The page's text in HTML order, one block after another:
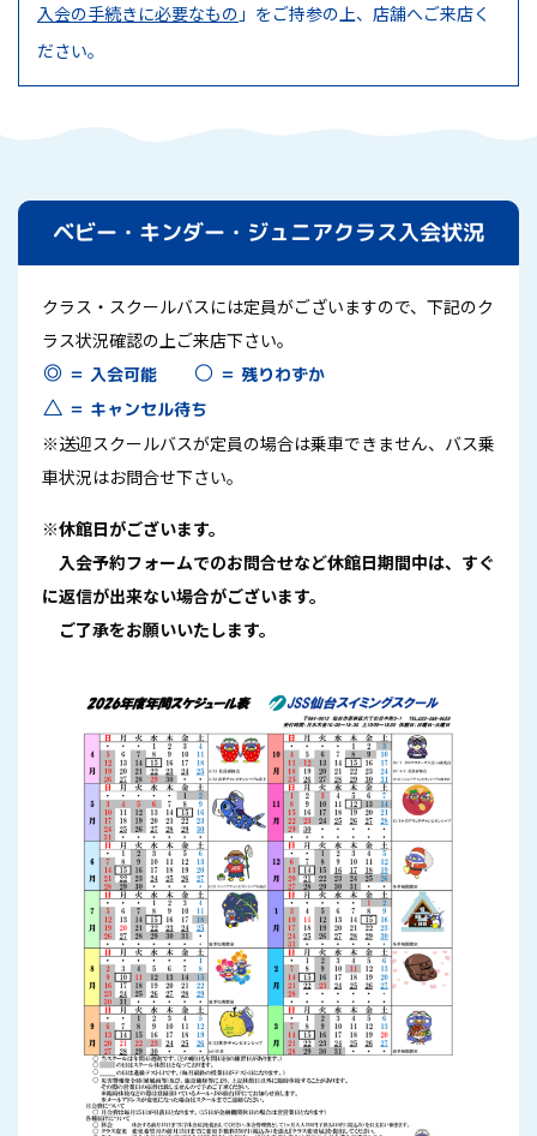
入会の手続きに必要なもの 」をご持参の上、店舗へご来店く
ださい。
ベビー・キンダー・ジュニアクラス入会状況
クラス・スクールバスには定員がございますので、下記のク
ラス状況確認の上ご来店下さい。
◎ ＝ 入会可能 ○ ＝ 残りわずか
△ ＝ キャンセル待ち
※送迎スクールバスが定員の場合は乗車できません、バス乗
車状況はお問合せ下さい。
※休館日がございます。
入会予約フォームでのお問合せなど休館日期間中は、すぐ
に返信が出来ない場合がございます。
ご了承をお願いいたします。